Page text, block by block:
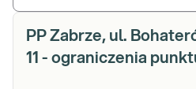
PP Zabrze, ul.
11 - ograniczenia